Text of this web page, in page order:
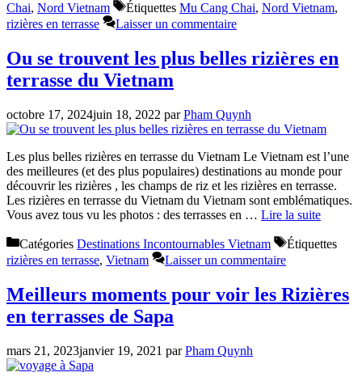
Chai, Nord Vietnam Étiquettes Mu Cang Chai, Nord Vietnam,
rizières en terrasse
Laisser un commentaire
Ou se trouvent les plus belles rizières en
terrasse du Vietnam
octobre 17, 2024juin 18, 2022 parPham Quynh
Les plus belles rizières en terrasse du Vietnam Le Vietnam est l’une
des meilleures (et des plus populaires) destinations au monde pour
découvrir les rizières , les champs de riz et les rizières en terrasse.
Les rizières en terrasse du Vietnam du Vietnam sont emblématiques.
Vous avez tous vu les photos : des terrasses en … Lire la suite
Catégories Destinations Incontournables Vietnam
Étiquettes
rizières en terrasse, Vietnam Laisser un commentaire
Meilleurs moments pour voir les Rizières
en terrasses de Sapa
mars 21, 2023janvier 19, 2021 parPham Quynh